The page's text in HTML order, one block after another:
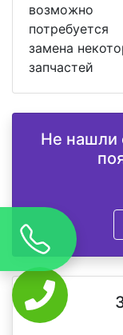
возможно
потребуется
замена
запчастей
Не нашли